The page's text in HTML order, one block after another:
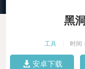
黑
工具 时间
安卓下载